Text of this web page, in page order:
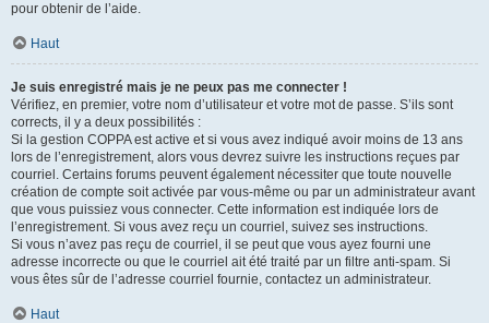
pour obtenir de l’aide.
Haut
Je suis enregistré mais je ne peux pas me connecter !
Vérifiez, en premier, votre nom d’utilisateur et votre mot de passe. S’ils sont
corrects, il y a deux possibilités :
Si la gestion COPPA est active et si vous avez indiqué avoir moins de 13 ans
lors de l’enregistrement, alors vous devrez suivre les instructions reçues par
courriel. Certains forums peuvent également nécessiter que toute nouvelle
création de compte soit activée par vous-même ou par un administrateur avant
que vous puissiez vous connecter. Cette information est indiquée lors de
l’enregistrement. Si vous avez reçu un courriel, suivez ses instructions.
Si vous n’avez pas reçu de courriel, il se peut que vous ayez fourni une
adresse incorrecte ou que le courriel ait été traité par un filtre anti-spam. Si
vous êtes sûr de l’adresse courriel fournie, contactez un administrateur.
Haut